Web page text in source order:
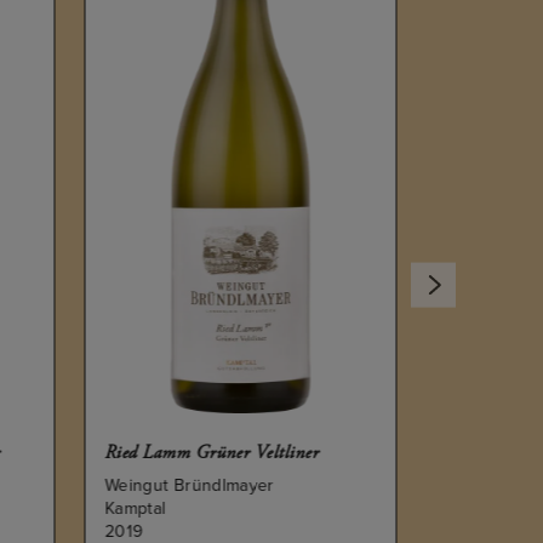
Ried Lamm Grüner Veltliner
Weingut Bründlmayer
Kamptal
2019